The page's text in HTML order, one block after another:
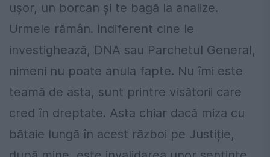
ușor, un borcan și te bagă la analize.
Urmele rămân. Indiferent cine le
investighează, DNA sau Parchetul General,
nimeni nu poate anula fapte. Nu îmi este
teamă de asta, sunt printre visătorii care
cred în dreptate. Asta chiar dacă miza cu
bătaie lungă în acest război pe Justiție,